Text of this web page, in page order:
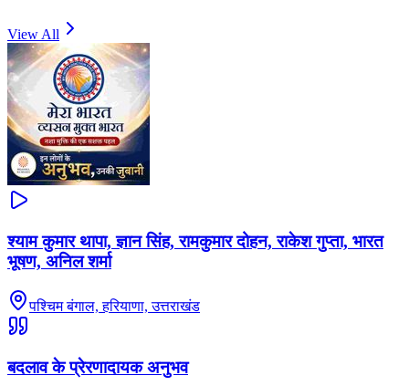
View All
श्याम कुमार थापा, ज्ञान सिंह, रामकुमार दोहन, राकेश गुप्ता, भारत
भूषण, अनिल शर्मा
पश्चिम बंगाल, हरियाणा, उत्तराखंड
बदलाव के प्रेरणादायक अनुभव